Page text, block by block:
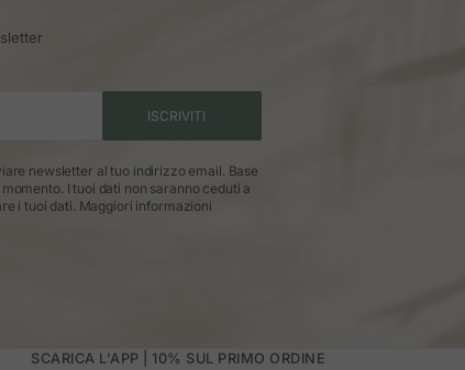
ISCRIVITI
newsletter al tuo indirizzo email. Base
I tuoi dati non saranno ceduti a
i tuoi dati. Maggiori informazioni
SCARICA L'APP | 10% SUL PRIMO ORDINE